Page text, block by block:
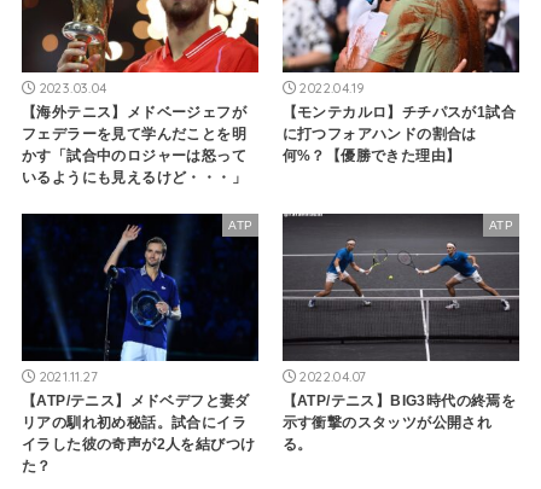
2023.03.04
【海外テニス】メドベージェフが
フェデラーを見て学んだことを明
かす「試合中のロジャーは怒って
いるようにも見えるけど・・・」
2022.04.19
【モンテカルロ】チチパスが1試合
に打つフォアハンドの割合は
何%？【優勝できた理由】
ATP
2021.11.27
【ATP/テニス】メドベデフと妻ダ
リアの馴れ初め秘話。試合にイラ
イラした彼の奇声が2人を結びつけ
た？
ATP
2022.04.07
【ATP/テニス】BIG3時代の終焉を
示す衝撃のスタッツが公開され
る。